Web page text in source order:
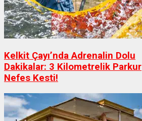
Kelkit Çayı’nda Adrenalin Dolu
Dakikalar: 3 Kilometrelik Parkur
Nefes Kesti!